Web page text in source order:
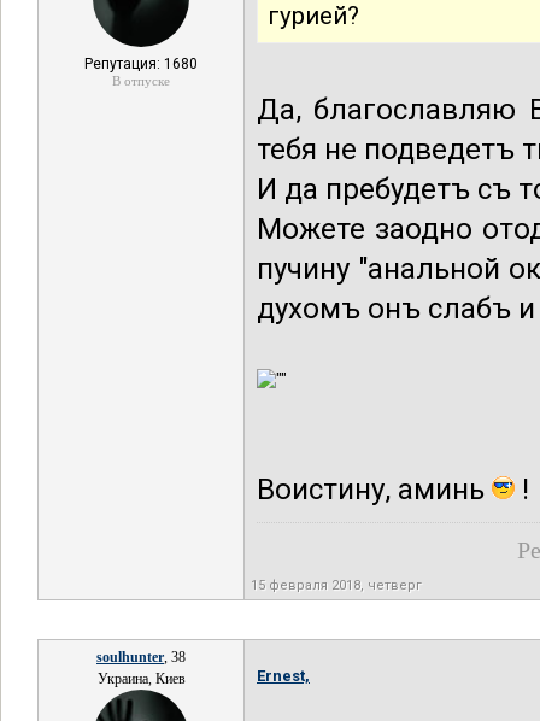
Репутация: 1680
В отпуске
гурией?
Да, благославляю
тебя не
И да пребудетъ съ
Можете заодно
пучину "анальной
духомъ онъ слабъ
Воистину, аминь !
15 февраля 2018, четверг
soulhunter, 38
Украина, Киев
Ernest,